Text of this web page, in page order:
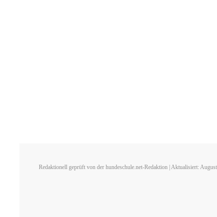
Redaktionell geprüft von der hundeschule.net-Redaktion | Aktualisiert: